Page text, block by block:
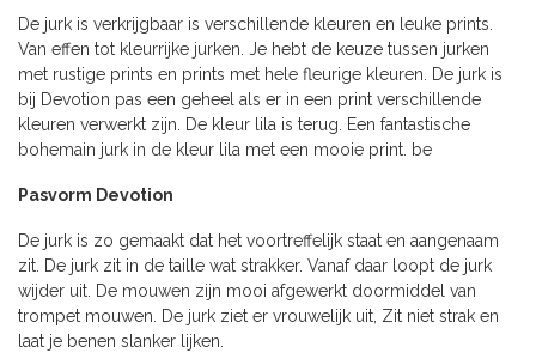
De jurk is verkrijgbaar is verschillende kleuren en leuke prints.
Van effen tot kleurrijke jurken. Je hebt de keuze tussen jurken
met rustige prints en prints met hele fleurige kleuren. De jurk is
bij Devotion pas een geheel als er in een print verschillende
kleuren verwerkt zijn. De kleur lila is terug. Een fantastische
bohemain jurk in de kleur lila met een mooie print. be
Pasvorm Devotion
De jurk is zo gemaakt dat het voortreffelijk staat en aangenaam
zit. De jurk zit in de taille wat strakker. Vanaf daar loopt de jurk
wijder uit. De mouwen zijn mooi afgewerkt doormiddel van
trompet mouwen. De jurk ziet er vrouwelijk uit, Zit niet strak en
laat je benen slanker lijken.